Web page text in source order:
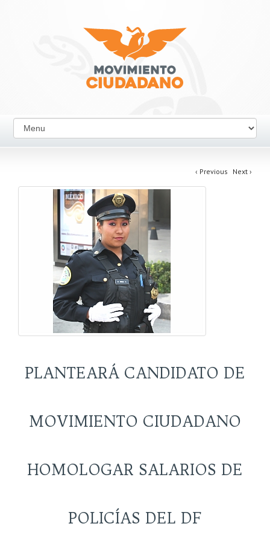
‹ Previous Next ›
PLANTEARÁ CANDIDATO DE
MOVIMIENTO CIUDADANO
HOMOLOGAR SALARIOS DE
POLICÍAS DEL DF